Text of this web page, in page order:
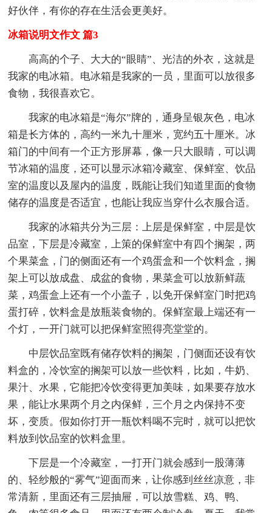
好伙伴，有你的存在生活会更美好。
冰箱说明文作文 篇3
高高的个子、大大的“眼睛”、光洁的外衣，这就是
我家的电冰箱。电冰箱是我家的一员，里面可以放很多
食物，我很喜欢它。
我家的电冰箱是“海尔”牌的，通身呈银灰色，电冰
箱是长方体的，高约一米九十厘米，宽约五十厘米。冰
箱门的中间有一个正方形屏幕，像一只大眼睛，可以调
节冰箱的温度，还可以显示冰箱冷藏室、保鲜室、饮品
室的温度以及屋内的温度，既能让我们知道里面的食物
储存的温度是否适宜，也能让我应当穿什么衣服合适。
我家的冰箱共分为三层：上层是保鲜室，中层是饮
品室，下层是冷藏室，上策的保鲜室中有四个搁架，两
个果菜盒，门的侧面还有一个鸡蛋盒和一个饮料盒，搁
架上可以放成盘、成盆的食物，果菜盒可以放新鲜蔬
菜，鸡蛋盒上还有一个小盖子，以免开保鲜室门时把鸡
蛋打碎，饮料盒是放瓶装食物的。保鲜室最上端还有一
个灯，一开门就可以把保鲜室照得亮堂堂的。
中层饮品室既有储存饮料的搁架，门侧面还设有饮
料盒的，冷饮室的搁架可以放一些饮料，比如，牛奶、
果汁、水果，它能把冷饮变得更加美味，如果要存放水
果，能让水果两个月之内保鲜，三个月之内保持不变
坏，变质。假如你打开一瓶饮料喝不完时，就可以把饮
料放到饮品室的饮料盒里。
下层是一个冷藏室，一打开门就会感到一股薄薄
的、轻纱般的“雾气”迎面而来，让你感到丝丝凉意，非
常清新，里面还有三层抽屉，可以放雪糕、鸡、鸭、